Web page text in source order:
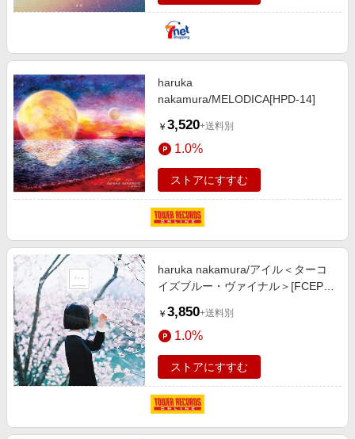
haruka
nakamura/MELODICA[HPD-14]
￥ 3,520+送料別
1.0%
ストアにすすむ
haruka nakamura/アイル＜ターコ
イズブルー・ヴァイナル＞[FCEP-
￥ 3,850+送料別
1.0%
ストアにすすむ